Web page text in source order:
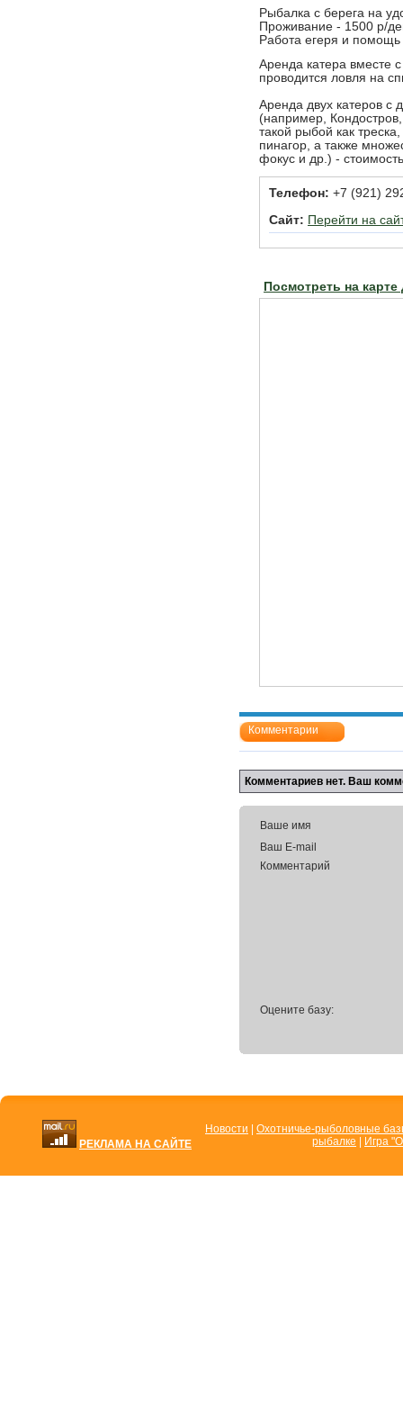
Рыбалка с берега на
Проживание - 1500 р/
Работа егеря и
Аренда катера вместе
проводится ловля на
Аренда двух катеров с
(например,
такой рыбой как
пинагор, а также
фокус и др.) -
Телефон: +7 (921)
Сайт: Перейти на
Посмотреть на
Комментарии
Комментариев нет. Ваш
Ваше имя
Ваш E-mail
Комментарий
Оцените базу:
РЕКЛАМА НА САЙТЕ
Новости
Охотничье-рыболовные
рыбалке
Игра